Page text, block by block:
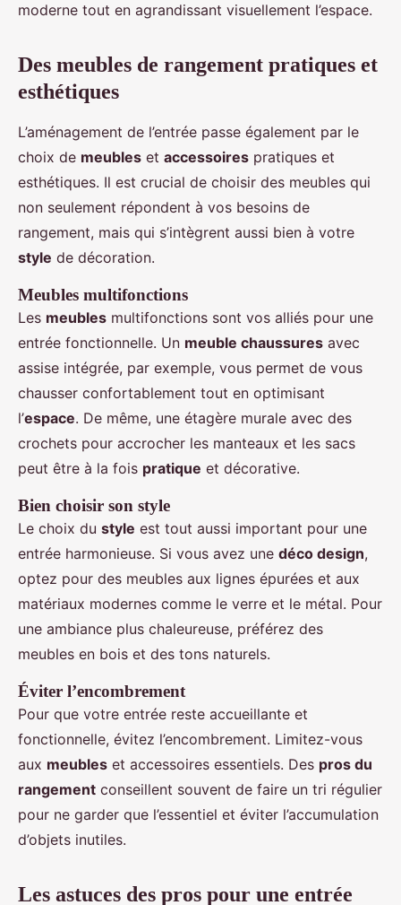
moderne tout en agrandissant visuellement l’espace.
Des meubles de rangement pratiques et
esthétiques
L’aménagement de l’entrée passe également par le
choix de meubles et accessoires pratiques et
esthétiques. Il est crucial de choisir des meubles qui
non seulement répondent à vos besoins de
rangement, mais qui s’intègrent aussi bien à votre
style de décoration.
Meubles multifonctions
Les meubles multifonctions sont vos alliés pour une
entrée fonctionnelle. Un meuble chaussures avec
assise intégrée, par exemple, vous permet de vous
chausser confortablement tout en optimisant
l’espace. De même, une étagère murale avec des
crochets pour accrocher les manteaux et les sacs
peut être à la fois pratique et décorative.
Bien choisir son style
Le choix du style est tout aussi important pour une
entrée harmonieuse. Si vous avez une déco design,
optez pour des meubles aux lignes épurées et aux
matériaux modernes comme le verre et le métal. Pour
une ambiance plus chaleureuse, préférez des
meubles en bois et des tons naturels.
Éviter l’encombrement
Pour que votre entrée reste accueillante et
fonctionnelle, évitez l’encombrement. Limitez-vous
aux meubles et accessoires essentiels. Des pros du
rangement conseillent souvent de faire un tri régulier
pour ne garder que l’essentiel et éviter l’accumulation
d’objets inutiles.
Les astuces des pros pour une entrée